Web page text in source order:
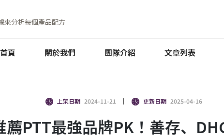
來分析每個產品配方
首頁 關於我們 團隊介紹 文章列表
上架日期 2024-11-21 更新日期 2025-04-16
PTT最強品牌PK！善存、